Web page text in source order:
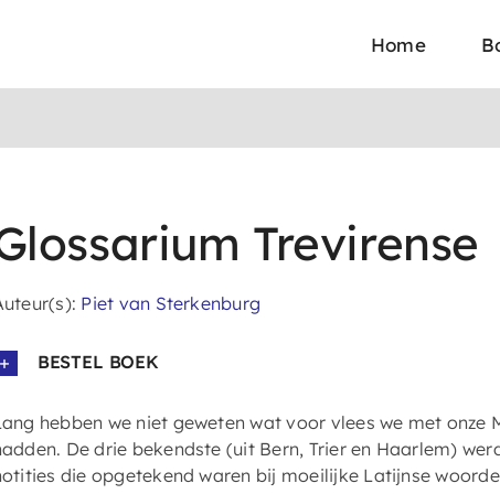
Home
Trevirense
Piet van Sterkenburg
BESTEL BOEK
hebben we niet geweten wat voor vlees we met
De drie bekendste (uit Bern, Trier en Haarlem)
die opgetekend waren bij moeilijke Latijnse